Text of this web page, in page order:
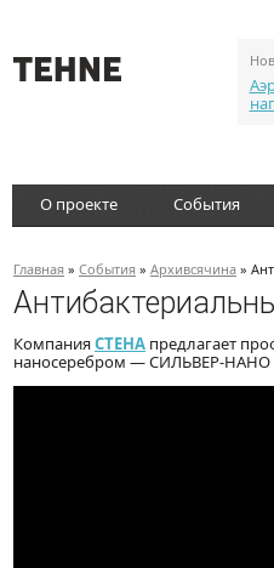
О проекте События
Главная » События » Архивсячина »
КомпанияСТЕНА предлагает
наносеребром — СИЛЬВЕР-НАНО